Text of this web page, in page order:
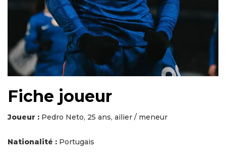
Fiche joueur
Joueur : Pedro Neto, 25 ans, ailier / meneur
Nationalité : Portugais